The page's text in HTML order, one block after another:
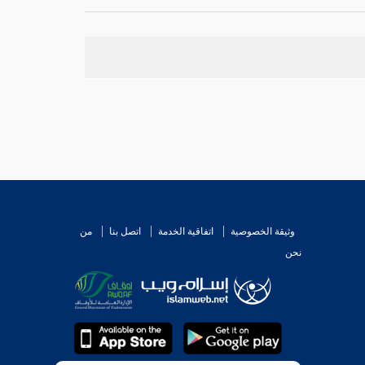
وثيقة الخصوصية اتفاقية الخدمة اتصل بنا
من
نحن